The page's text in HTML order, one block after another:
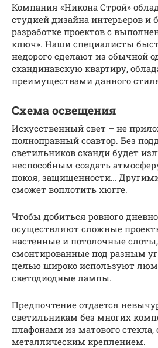
Компания «Никона Строй»
студией дизайна интерьеров
разработке проектов с
ключ». Наши специалисты
недорого сделают из обычной
скандинавскую квартиру,
преимуществами данного
Схема освещения
Искусственный свет – не
полноправный соавтор. Без
светильников сканди будет
неспособным создать
покоя, защищенности…
сможет воплотить хюгге.
Чтобы добиться ровного
осуществляют сложные
настенные и потолочные
смонтированные под разным
целью широко используют
светодиодные лампы.
Предпочтение отдается
светильникам без многих
плафонами из матового
металлическим креплением.